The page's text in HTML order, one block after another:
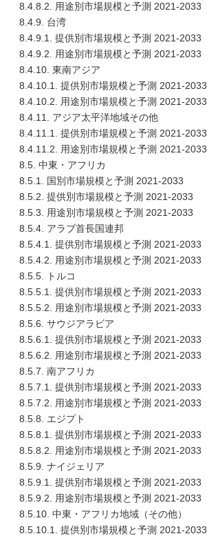
8.4.8.2. 用途別市場規模と予測 2021-2033
8.4.9. 台湾
8.4.9.1. 提供別市場規模と予測 2021-2033
8.4.9.2. 用途別市場規模と予測 2021-2033
8.4.10. 東南アジア
8.4.10.1. 提供別市場規模と予測 2021-2033
8.4.10.2. 用途別市場規模と予測 2021-2033
8.4.11. アジア太平洋地域その他
8.4.11.1. 提供別市場規模と予測 2021-2033
8.4.11.2. 用途別市場規模と予測 2021-2033
8.5. 中東・アフリカ
8.5.1. 国別市場規模と予測 2021-2033
8.5.2. 提供別市場規模と予測 2021-2033
8.5.3. 用途別市場規模と予測 2021-2033
8.5.4. アラブ首長国連邦
8.5.4.1. 提供別市場規模と予測 2021-2033
8.5.4.2. 用途別市場規模と予測 2021-2033
8.5.5. トルコ
8.5.5.1. 提供別市場規模と予測 2021-2033
8.5.5.2. 用途別市場規模と予測 2021-2033
8.5.6. サウジアラビア
8.5.6.1. 提供別市場規模と予測 2021-2033
8.5.6.2. 用途別市場規模と予測 2021-2033
8.5.7. 南アフリカ
8.5.7.1. 提供別市場規模と予測 2021-2033
8.5.7.2. 用途別市場規模と予測 2021-2033
8.5.8. エジプト
8.5.8.1. 提供別市場規模と予測 2021-2033
8.5.8.2. 用途別市場規模と予測 2021-2033
8.5.9. ナイジェリア
8.5.9.1. 提供別市場規模と予測 2021-2033
8.5.9.2. 用途別市場規模と予測 2021-2033
8.5.10. 中東・アフリカ地域（その他）
8.5.10.1. 提供別市場規模と予測 2021-2033